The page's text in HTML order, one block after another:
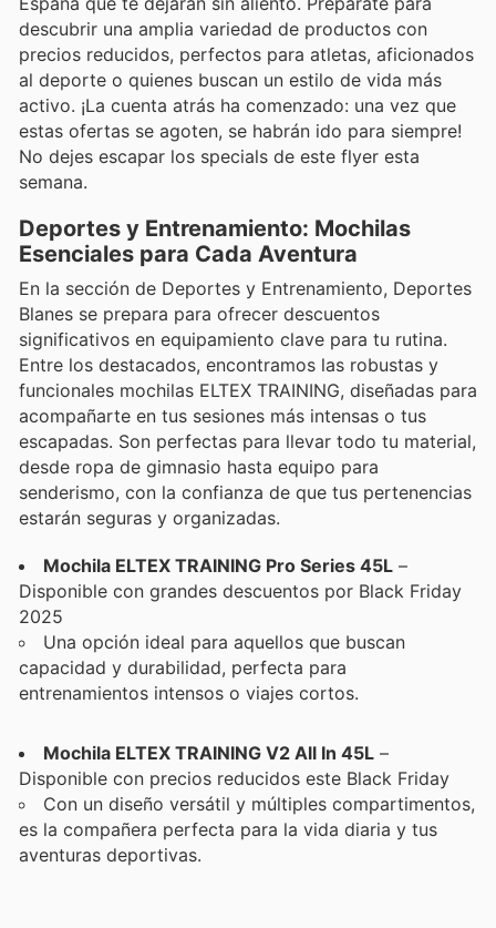
descubrir una amplia variedad de productos con
precios reducidos, perfectos para atletas, aficionados
al deporte o quienes buscan un estilo de vida más
activo. ¡La cuenta atrás ha comenzado: una vez que
estas ofertas se agoten, se habrán ido para siempre!
No dejes escapar los specials de este flyer esta
semana.
Deportes y Entrenamiento: Mochilas
Esenciales para Cada Aventura
En la sección de Deportes y Entrenamiento, Deportes
Blanes se prepara para ofrecer descuentos
significativos en equipamiento clave para tu rutina.
Entre los destacados, encontramos las robustas y
funcionales mochilas ELTEX TRAINING, diseñadas para
acompañarte en tus sesiones más intensas o tus
escapadas. Son perfectas para llevar todo tu material,
desde ropa de gimnasio hasta equipo para
senderismo, con la confianza de que tus pertenencias
estarán seguras y organizadas.
Mochila ELTEX TRAINING Pro Series 45L –
Disponible con grandes descuentos por Black Friday
2025
Una opción ideal para aquellos que buscan
capacidad y durabilidad, perfecta para
entrenamientos intensos o viajes cortos.
Mochila ELTEX TRAINING V2 All In 45L –
Disponible con precios reducidos este Black Friday
Con un diseño versátil y múltiples compartimentos,
es la compañera perfecta para la vida diaria y tus
aventuras deportivas.